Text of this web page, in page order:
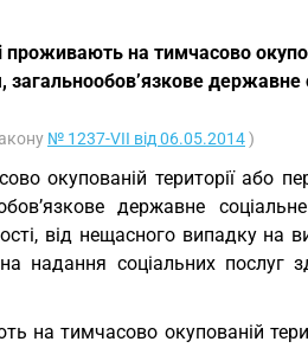
на тимчасово
загальнообов’язкове державне
№ 1237-VII від 06.05.2014)
окупованій території або
державне
від нещасного випадку на
надання соціальних послуг
на тимчасово окупованій